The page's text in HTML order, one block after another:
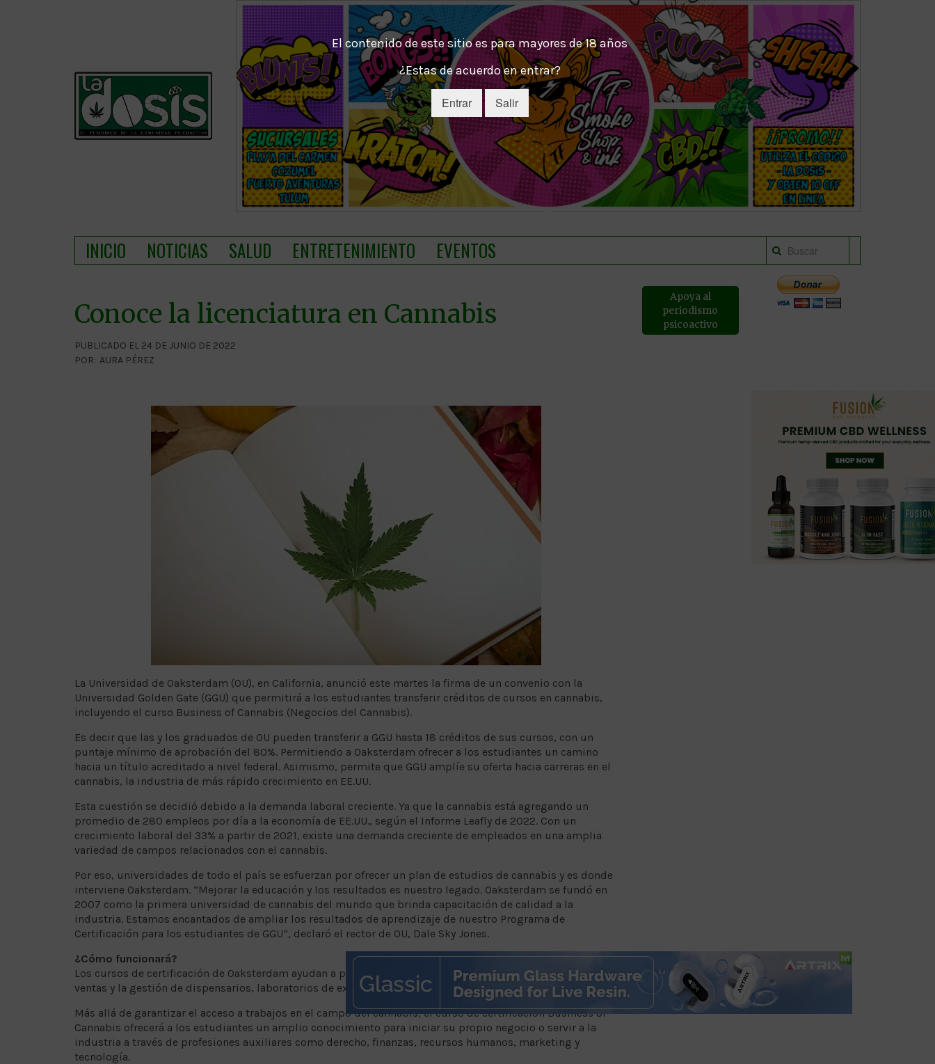
El contenido de este sitio es para mayores de 18 años
¿Estas de acuerdo en entrar?
Entrar Salir
INICIO NOTICIAS SALUD ENTRETENIMIENTO EVENTOS
Conoce la licenciatura en Cannabis
PUBLICADO EL 24 DE JUNIO DE 2022
POR: AURA PÉREZ
La Universidad de Oaksterdam (OU), en California, anunció este martes la firma de un convenio con la
Universidad Golden Gate (GGU) que permitirá a los estudiantes transferir créditos de cursos en cannabis,
incluyendo el curso Business of Cannabis (Negocios del Cannabis).
Es decir que las y los graduados de OU pueden transferir a GGU hasta 18 créditos de sus cursos, con un
puntaje mínimo de aprobación del 80%. Permitiendo a Oaksterdam ofrecer a los estudiantes un camino
hacia un título acreditado a nivel federal. Asimismo, permite que GGU amplíe su oferta hacia carreras en el
cannabis, la industria de más rápido crecimiento en EE.UU.
Esta cuestión se decidió debido a la demanda laboral creciente. Ya que la cannabis está agregando un
promedio de 280 empleos por día a la economía de EE.UU., según el Informe Leafly de 2022. Con un
crecimiento laboral del 33% a partir de 2021, existe una demanda creciente de empleados en una amplia
variedad de campos relacionados con el cannabis.
Por eso, universidades de todo el país se esfuerzan por ofrecer un plan de estudios de cannabis y es donde
interviene Oaksterdam. “Mejorar la educación y los resultados es nuestro legado. Oaksterdam se fundó en
2007 como la primera universidad de cannabis del mundo que brinda capacitación de calidad a la
industria. Estamos encantados de ampliar los resultados de aprendizaje de nuestro Programa de
Certificación para los estudiantes de GGU”, declaró el rector de OU, Dale Sky Jones.
¿Cómo funcionará?
Los cursos de certificación de Oaksterdam ayudan a preparar a los estudiantes para trabajar en cultivo,
ventas y la gestión de dispensarios, laboratorios de extracción y manufacturas.
Más allá de garantizar el acceso a trabajos en el campo del cannabis, el curso de certificación Business of
Cannabis ofrecerá a los estudiantes un amplio conocimiento para iniciar su propio negocio o servir a la
industria a través de profesiones auxiliares como derecho, finanzas, recursos humanos, marketing y
tecnología.
Apoya al
periodismo
psicoactivo